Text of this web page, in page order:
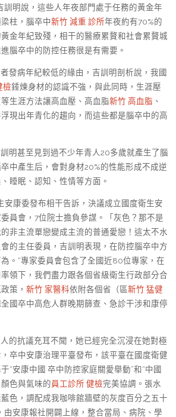
訓明說，這些人年夜部門處于任務的黃金年
柱，腦卒中新竹 減重 診所年夜約有70%的
金年紀致殘，相干的醫療累贅和社會累贅城
腦卒中的防控任務很是有需要。
發病年紀較低的緣由，吉訓明剖析說，我國
檢錘煉身材的認識不強，與此同時，生涯壓
生涯方法讓高血壓、高血脂新竹 高血脂 、
現出年青化的趨向，而這些都是腦卒中的高
明甚至見到過不少年青人20多歲就產生了腦
中產生后，會對身材20%的性能形成不成逆
睡眠、認知、性情等方面。
安康委發布相干告訴，決議成立國度衛生安
員會，7位院士擔負參謀。「灰色？那不是
非主流單戀變成主流的普通愛戀！這太不水
的主任委員，吉訓明表現，在防控腦卒中方
。“專家委員會包含了全國近80位專家，在
領下，我們盡力跟各個省級衛生行政部分合
策， 新竹 家醫科依附各個省（區新竹 猛健
國卒中高危人群晚期篩查、急診干涉和康停
的抗議充耳不聞，她已經完全沉浸在她對極
卒中安康治理平臺發布，該平臺在國度衛健
“安康中國 卒中防控家庭關愛舉動”和“中國
色與氣味的員工診所 健檢完美協調。張水
色，調配成我咖啡館牆壁的灰度百分之五十
由安康報社開闢上線，整合當局、病院、學